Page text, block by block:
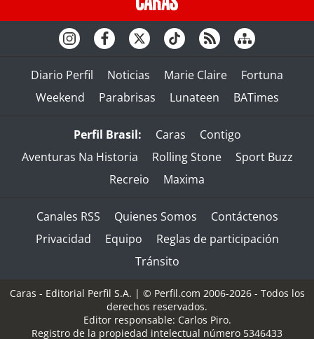
Diario Perfil Noticias Marie Claire
Fortuna
Weekend
Parabrisas Lunateen BATimes
Perfil Brasil: Caras
Contigo
Aventuras Na Historia
Rolling Stone
Sport Buzz
Recreio
Maxima
Canales RSS Quienes Somos
Contáctenos
Privacidad
Equipo
Reglas de participación
Tránsito
Caras - Editorial Perfil S.A. | © Perfil.com 2006-2026 - Todos los
derechos reservados.
Editor responsable: Carlos Piro.
Registro de la propiedad intelectual número 5346433